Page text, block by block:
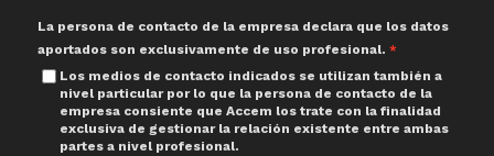
La persona de contacto de la empresa declara que los datos
aportados son exclusivamente de uso profesional.
Los medios de contacto indicados se utilizan también a
nivel particular por lo que la persona de contacto de la
empresa consiente que Accem los trate con la finalidad
exclusiva de gestionar la relación existente entre ambas
partes a nivel profesional.